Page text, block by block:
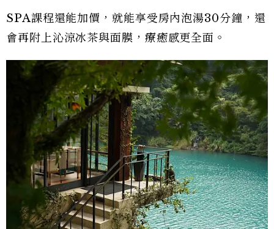
SPA課程還能加價，就能享受房內泡湯30分鐘，還
會再附上沁涼冰茶與面膜，療癒感更全面。